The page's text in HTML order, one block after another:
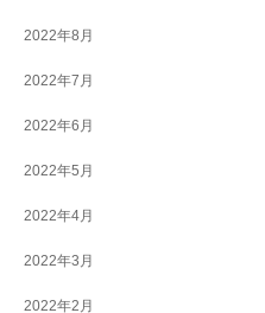
2022年8月
2022年7月
2022年6月
2022年5月
2022年4月
2022年3月
2022年2月